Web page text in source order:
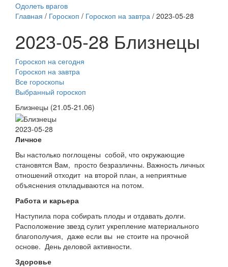
Одолеть врагов
Главная / Гороскоп / Гороскоп на завтра / 2023-05-28
2023-05-28 Близнецы
Гороскоп на сегодня
Гороскоп на завтра
Все гороскопы
Выбранный гороскоп
Близнецы (21.05-21.06)
2023-05-28
Личное
Вы настолько поглощены собой, что окружающие
становятся Вам, просто безразличны. Важность личных
отношений отходит на второй план, а неприятные
объяснения откладываются на потом.
Работа и карьера
Наступила пора собирать плоды и отдавать долги.
Расположение звезд сулит укрепление материального
благополучия, даже если вы не стоите на прочной
основе. День деловой активности.
Здоровье